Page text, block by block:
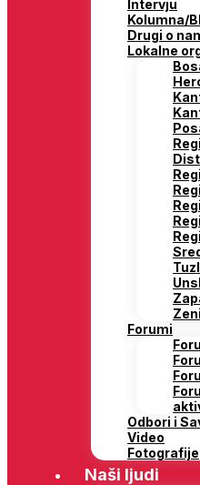
Intervju
Kolumna/
Drugi o
Lokalne
Forumi
Odbori i
Video
Fotografije
Naši ljudi